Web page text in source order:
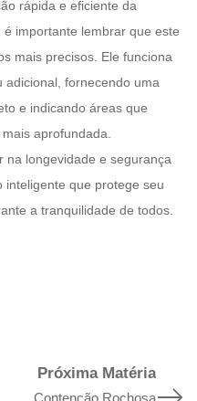
rápida e eficiente da
importante lembrar que este
mais precisos. Ele funciona
fornecendo uma
e indicando áreas que
aprofundada.
na longevidade e segurança
inteligente que protege seu
a tranquilidade de todos.
Próxima Matéria
Contenção Rochosa